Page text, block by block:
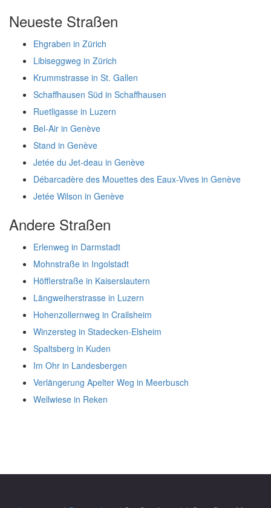
Neueste Straßen
Ehgraben in Zürich
Libiseggweg in Zürich
Krummstrasse in St. Gallen
Schaffhausen Süd in Schaffhausen
Ruetligasse in Luzern
Bel-Air in Genève
Stand in Genève
Jetée du Jet-deau in Genève
Débarcadère des Mouettes des Eaux-Vives in Genève
Jetée Wilson in Genève
Andere Straßen
Erlenweg in Darmstadt
Mohnstraße in Ingolstadt
Höfflerstraße in Kaiserslautern
Längweiherstrasse in Luzern
Hohenzollernweg in Crailsheim
Winzersteg in Stadecken-Elsheim
Spaltsberg in Kuden
Im Ohr in Landesbergen
Verlängerung Apelter Weg in Meerbusch
Wellwiese in Reken